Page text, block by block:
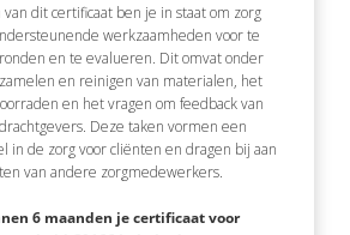
dit certificaat ben je in staat om zorg
werkzaamheden voor te
en te evalueren. Dit omvat onder
en reinigen van materialen, het
en het vragen om feedback van
Deze taken vormen een
in de zorg voor cliënten en dragen bij aan
van andere zorgmedewerkers.
6 maanden je certificaat voor